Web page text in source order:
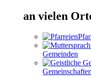
an vielen
Gemeinden
Gemeinschaften